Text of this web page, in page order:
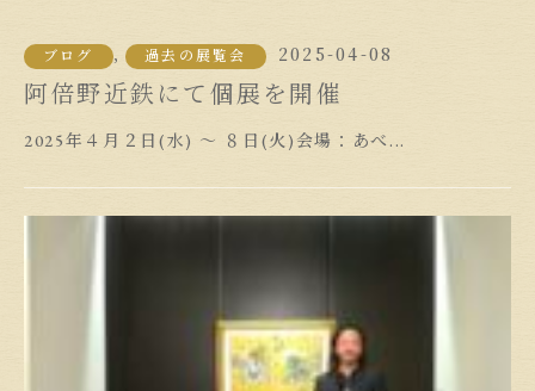
ブログ , 過去の展覧会 2025-04-08
阿倍野近鉄にて個展を開催
2025年４月２日(水) ～ ８日(火)会場：あべ...